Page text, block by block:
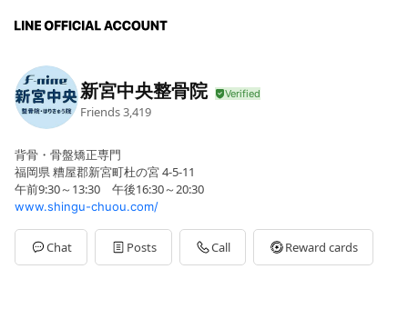
新宮中央整骨院
Friends3,419
背骨・骨盤矯正専門
福岡県 糟屋郡新宮町杜の宮 4-5-11
午前9:30～13:30 午後16:30～20:30
www.shingu-chuou.com/
Chat Posts Call Reward cards